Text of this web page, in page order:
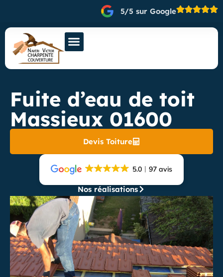
5/5 sur Google
Fuite d’eau de toit
Massieux 01600
Devis Toiture
5.0 97 avis
Nos réalisations